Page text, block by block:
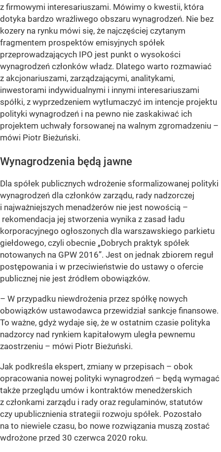
z firmowymi interesariuszami. Mówimy o kwestii, która
dotyka bardzo wrażliwego obszaru wynagrodzeń. Nie bez
kozery na rynku mówi się, że najczęściej czytanym
fragmentem prospektów emisyjnych spółek
przeprowadzających IPO jest punkt o wysokości
wynagrodzeń członków władz. Dlatego warto rozmawiać
z akcjonariuszami, zarządzającymi, analitykami,
inwestorami indywidualnymi i innymi interesariuszami
spółki, z wyprzedzeniem wytłumaczyć im intencje projektu
polityki wynagrodzeń i na pewno nie zaskakiwać ich
projektem uchwały forsowanej na walnym zgromadzeniu –
mówi Piotr Bieżuński.
Wynagrodzenia będą jawne
Dla spółek publicznych wdrożenie sformalizowanej polityki
wynagrodzeń dla członków zarządu, rady nadzorczej
i najważniejszych menadżerów nie jest nowością –
rekomendacja jej stworzenia wynika z zasad ładu
korporacyjnego ogłoszonych dla warszawskiego parkietu
giełdowego, czyli obecnie „Dobrych praktyk spółek
notowanych na GPW 2016”. Jest on jednak zbiorem reguł
postępowania i w przeciwieństwie do ustawy o ofercie
publicznej nie jest źródłem obowiązków.
– W przypadku niewdrożenia przez spółkę nowych
obowiązków ustawodawca przewidział sankcje finansowe.
To ważne, gdyż wydaje się, że w ostatnim czasie polityka
nadzorcy nad rynkiem kapitałowym uległa pewnemu
zaostrzeniu – mówi Piotr Bieżuński.
Jak podkreśla ekspert, zmiany w przepisach – obok
opracowania nowej polityki wynagrodzeń – będą wymagać
także przeglądu umów i kontraktów menedżerskich
z członkami zarządu i rady oraz regulaminów, statutów
czy upublicznienia strategii rozwoju spółek. Pozostało
na to niewiele czasu, bo nowe rozwiązania muszą zostać
wdrożone przed 30 czerwca 2020 roku.